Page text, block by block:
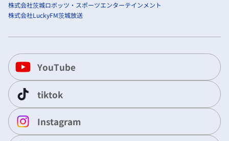
株式会社茨城ロボッツ・スポーツエンターテインメント
株式会社LuckyFM茨城放送
YouTube
tiktok
Instagram